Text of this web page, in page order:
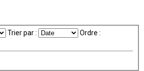
Trier par : Ordre :